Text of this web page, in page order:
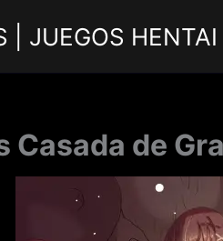
| JUEGOS HENTAI
Casada de